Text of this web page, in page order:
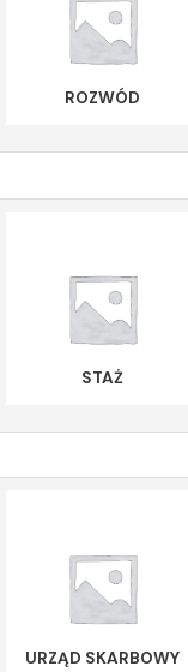
ROZWÓD
STAŻ
URZĄD SKARBOWY